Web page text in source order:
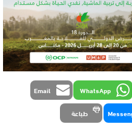
WhatsApp
Email
طباعة